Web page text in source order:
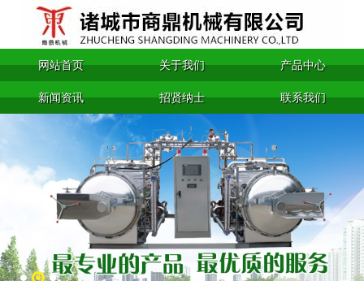
网站首页 关于我们 产品中心
新闻资讯 招贤纳士 联系我们